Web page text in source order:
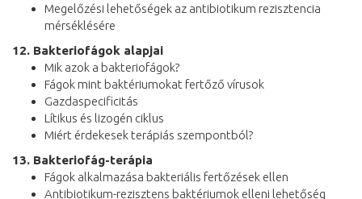
Megelőzési lehetőségek az antibiotikum rezisztencia
mérséklésére
12. Bakteriofágok alapjai
Mik azok a bakteriofágok?
Fágok mint baktériumokat fertőző vírusok
Gazdaspecificitás
Lítikus és lizogén ciklus
Miért érdekesek terápiás szempontból?
13. Bakteriofág-terápia
Fágok alkalmazása bakteriális fertőzések ellen
Antibiotikum-rezisztens baktériumok elleni lehetőség